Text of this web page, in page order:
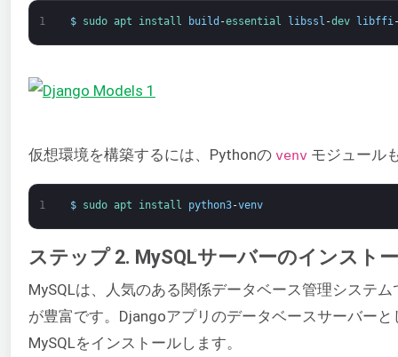
1 $ sudo apt install build -essential libssl -dev libffi
仮想環境を構築するには、Pythonの venv モジュール
1 $ sudo apt install python3-venv
ステップ 2. MySQLサーバーのインスト
MySQLは、人気のある関係データベース管理システ
が豊富です。Djangoアプリのデータベースサーバー
MySQLをインストールします。